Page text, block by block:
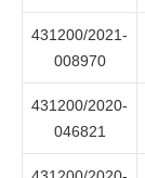
431200/2021-
008970
431200/2020-
046821